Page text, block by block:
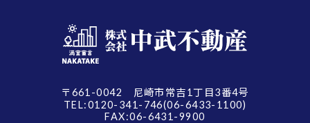
〒661-0042 尼崎市常吉1丁目3番4号
TEL:0120-341-746(06-6433-1100)
FAX:06-6431-9900